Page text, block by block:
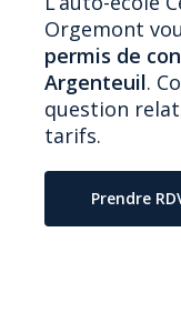
Orgemont
permis de
Argenteuil.
question
tarifs.
Prendre